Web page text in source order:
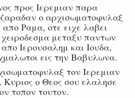
προς Ιερεμιαν παρα
ο αρχισωματοφυλαξ
Ραμα, οτε ειχε λαβει
μεταξυ παντων
Ιερουσαλημ και Ιουδα,
εις την Βαβυλωνα.
τον Ιερεμιαν
Κυριος ο Θεος σου ελαλησε
τοπον τουτον.